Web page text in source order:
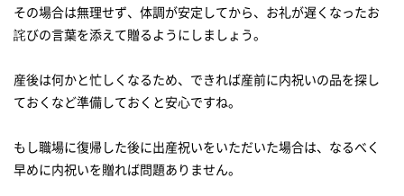
その場合は無理せず、体調が安定してから、お礼が遅くなったお
詫びの言葉を添えて贈るようにしましょう。
産後は何かと忙しくなるため、できれば産前に内祝いの品を探し
ておくなど準備しておくと安心ですね。
もし職場に復帰した後に出産祝いをいただいた場合は、なるべく
早めに内祝いを贈れば問題ありません。